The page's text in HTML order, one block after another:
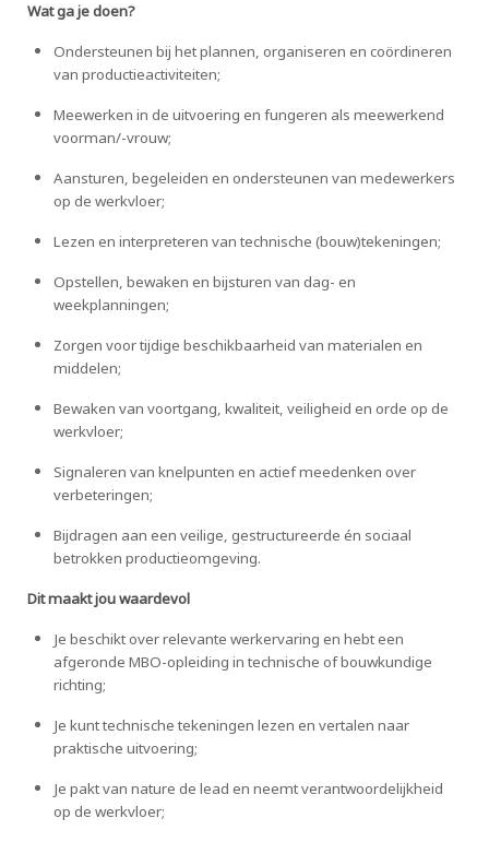
Wat ga je doen?
Ondersteunen bij het plannen, organiseren en coördineren
van productieactiviteiten;
Meewerken in de uitvoering en fungeren als meewerkend
voorman/-vrouw;
Aansturen, begeleiden en ondersteunen van medewerkers
op de werkvloer;
Lezen en interpreteren van technische (bouw)tekeningen;
Opstellen, bewaken en bijsturen van dag- en
weekplanningen;
Zorgen voor tijdige beschikbaarheid van materialen en
middelen;
Bewaken van voortgang, kwaliteit, veiligheid en orde op de
werkvloer;
Signaleren van knelpunten en actief meedenken over
verbeteringen;
Bijdragen aan een veilige, gestructureerde én sociaal
betrokken productieomgeving.
Dit maakt jou waardevol
Je beschikt over relevante werkervaring en hebt een
afgeronde MBO-opleiding in technische of bouwkundige
richting;
Je kunt technische tekeningen lezen en vertalen naar
praktische uitvoering;
Je pakt van nature de lead en neemt verantwoordelijkheid
op de werkvloer;